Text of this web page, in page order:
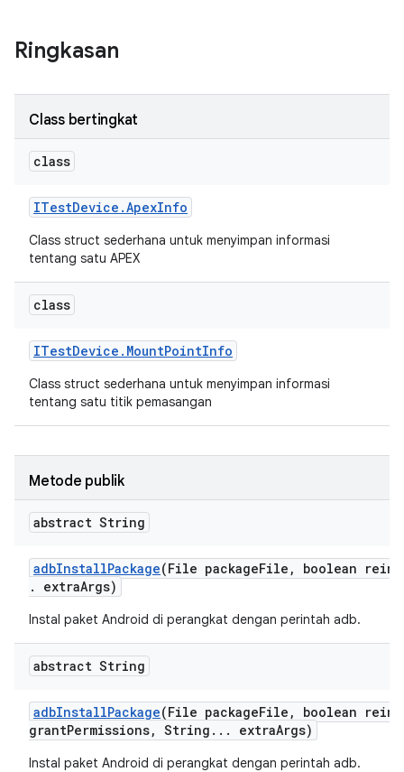
Ringkasan
Class bertingkat
class
ITestDevice .ApexInfo
Class struct sederhana untuk menyimpan informasi
tentang satu APEX
class
ITestDevice . MountPointInfo
Class struct sederhana untuk menyimpan informasi
tentang satu titik pemasangan
Metode publik
abstract String
adbInstallPackage(File packageFile ,
boolean
.
extraArgs)
Instal paket Android di perangkat dengan perintah adb.
abstract String
adbInstallPackage(File packageFile ,
boolean
grantPermissions, String . . . extraArgs)
Instal paket Android di perangkat dengan perintah adb.